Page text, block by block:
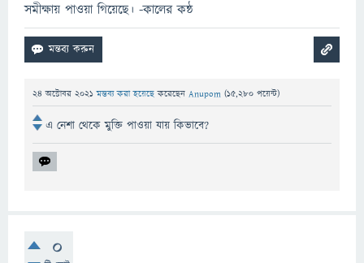
সমীক্ষায় পাওয়া গিয়েছে। -কালের কন্ঠ
24 অক্টোবর 2021 মন্তব্য করা হয়েছেকরেছেন Anupom (15,280 পয়েন্ট)
এ নেশা থেকে মুক্তি পাওয়া যায় কিভাবে?
0